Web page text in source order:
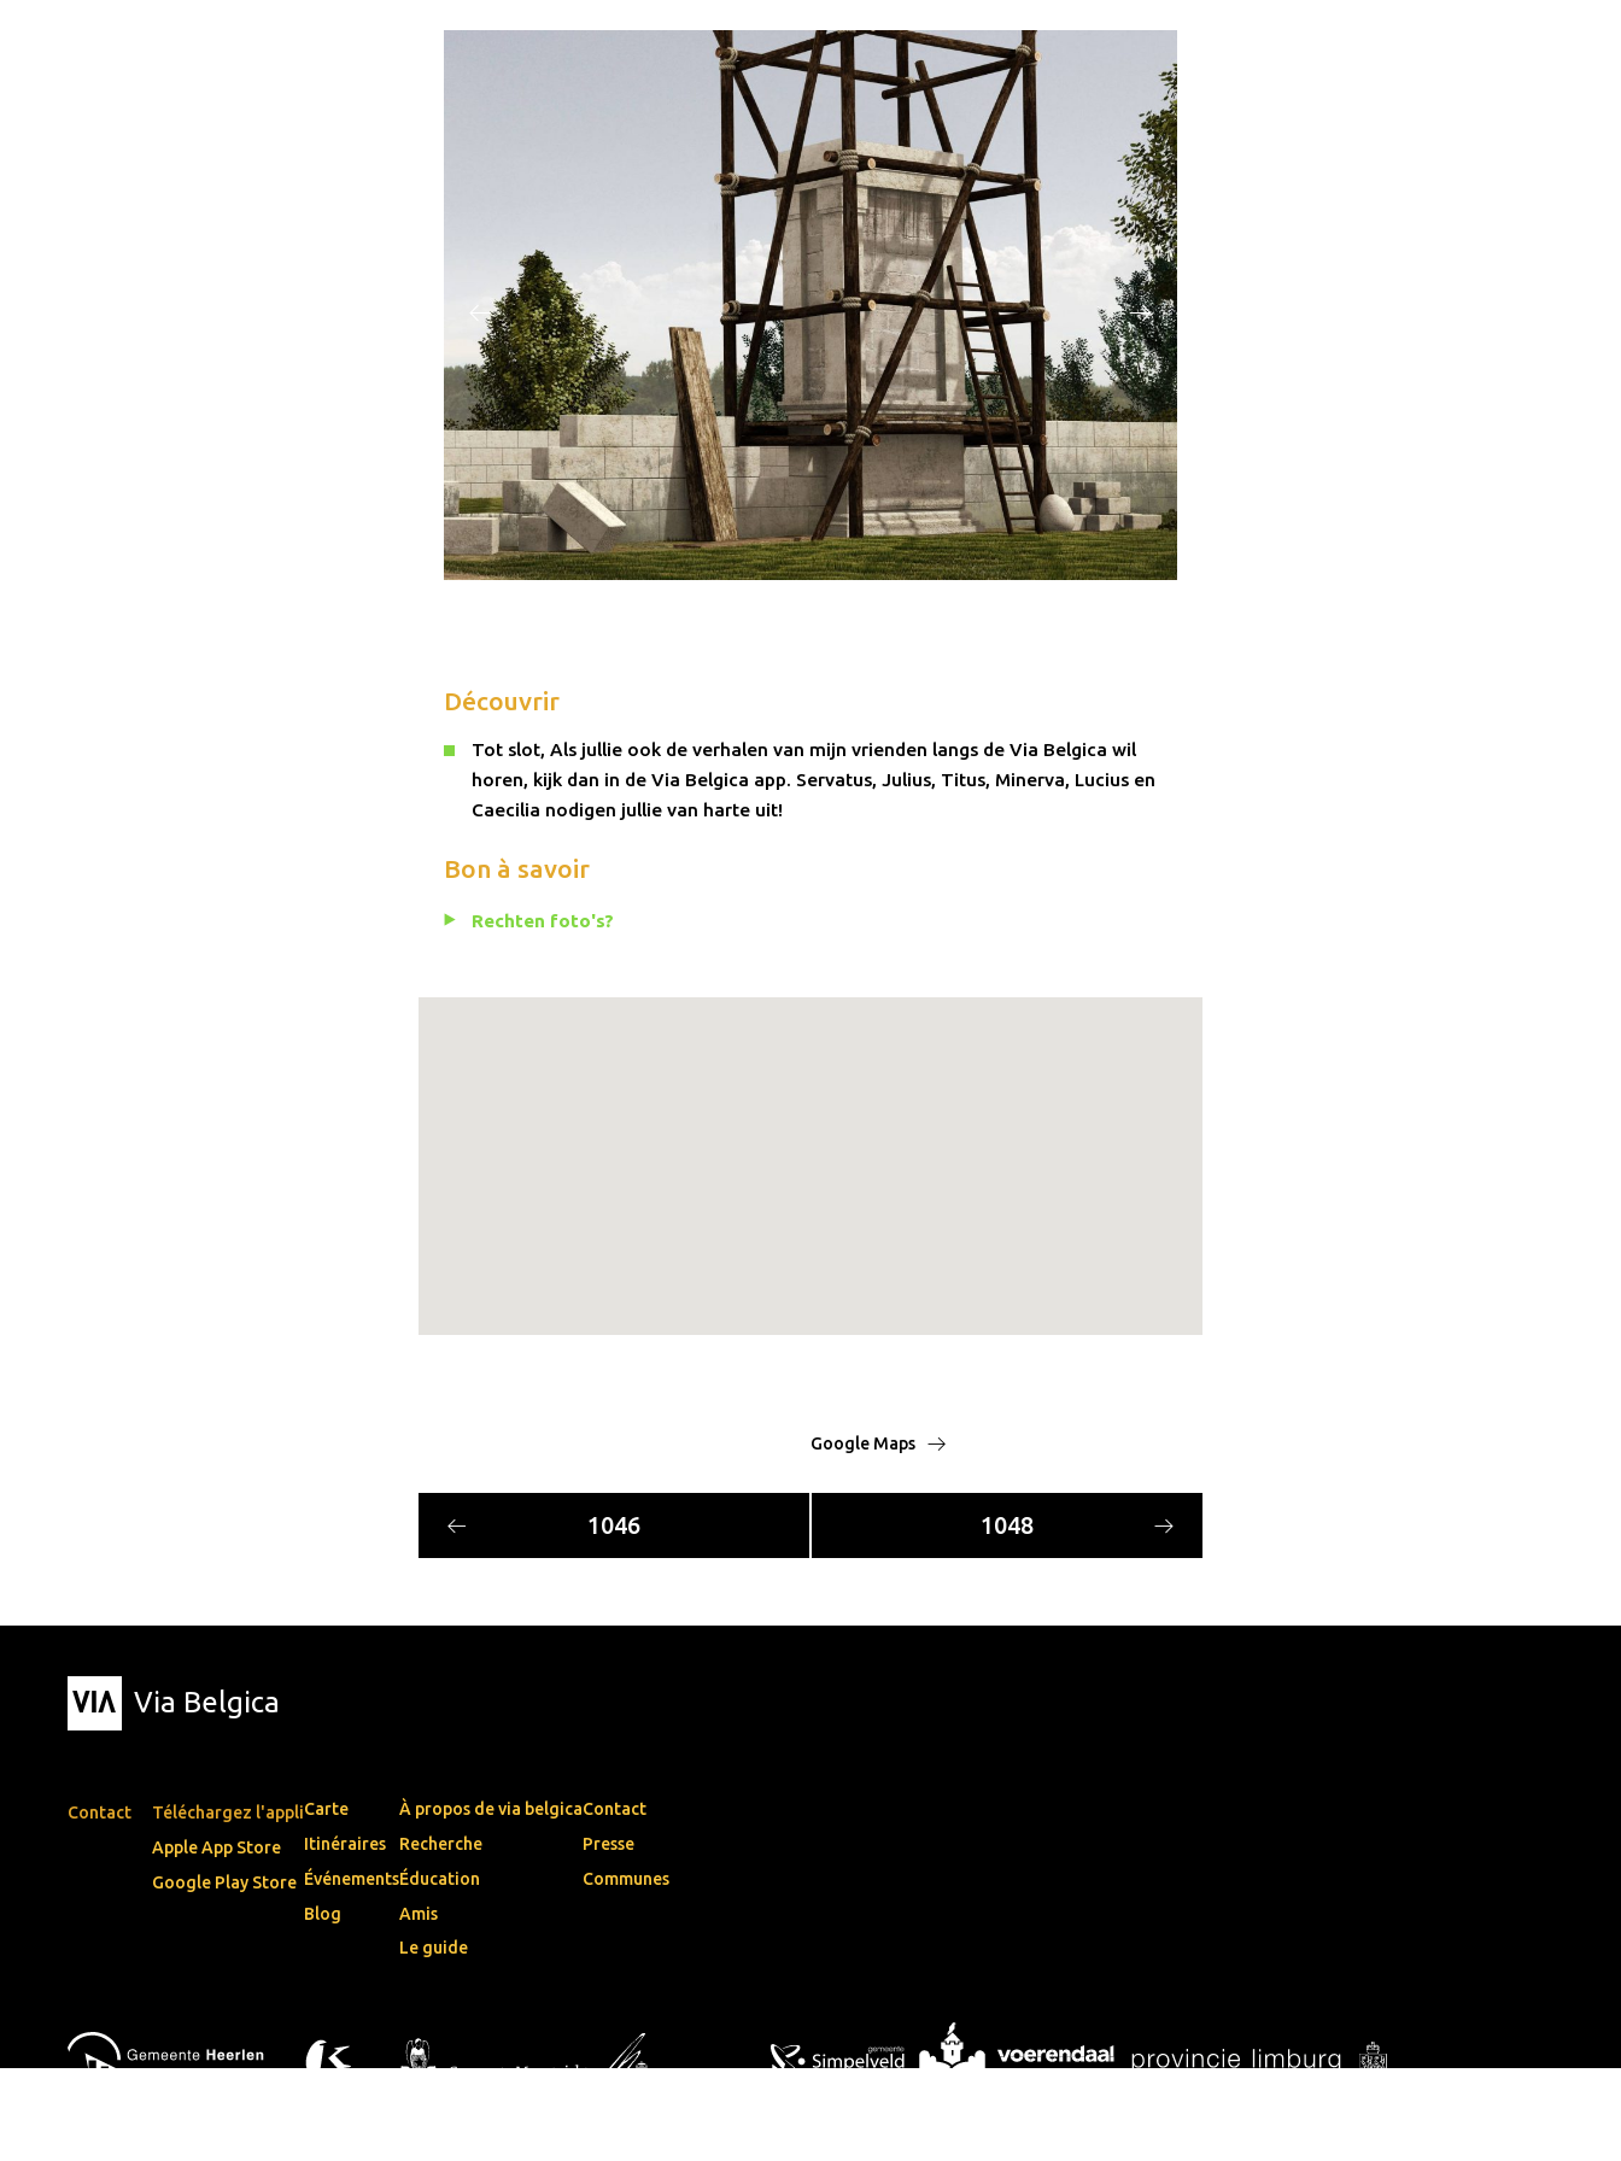
Découvrir
Tot slot, Als jullie ook de verhalen van mijn vrienden langs de Via Belgica wil
horen, kijk dan in de Via Belgica app. Servatus, Julius, Titus, Minerva, Lucius en
Caecilia nodigen jullie van harte uit!
Bon à savoir
Rechten foto's?
Google Maps
1046 1048
Via Belgica
Contact
Téléchargez l'appli
Apple App Store
Google Play Store
Carte
Itinéraires
Événements
Blog
À propos de via belgica
Recherche
Éducation
Amis
Le guide
Contact
Presse
Communes